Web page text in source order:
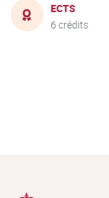
ECTS
6 crédits